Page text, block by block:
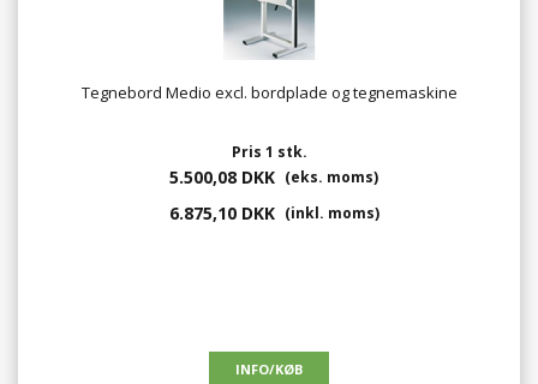
Tegnebord Medio excl. bordplade og tegnemaskine
Pris 1 stk.
5.500,08 DKK (eks. moms)
6.875,10 DKK (inkl. moms)